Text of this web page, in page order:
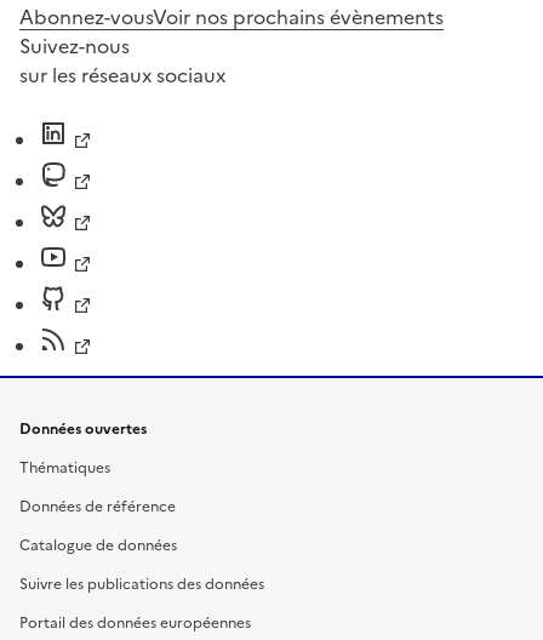
Abonnez-vousVoir nos prochains évènements
Suivez-nous
sur les réseaux sociaux
Données ouvertes
Thématiques
Données de référence
Catalogue de données
Suivre les publications des données
Portail des données européennes